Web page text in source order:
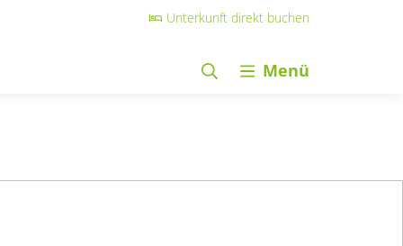
Unterkunft direkt buchen
Menü